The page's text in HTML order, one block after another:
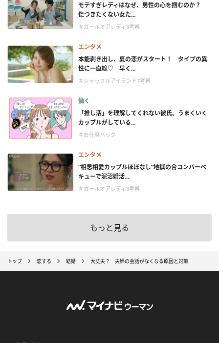
モテすぎレディはなぜ、男性の心を掴むのか？
傷つきたくない女た...
＃ガールオアレディ3考察
エンタメ
本能剥き出し、夏の恋がスタート！ タイプの異
性に一直線♡ 早く...
＃シャッフルアイランド7考察
働く
「推し活」を理解してくれない彼氏。うまくいく
カップルがしている...
＃お仕事ハック
エンタメ
“相思相愛カップルほぼなし”地獄の合コンバーベ
キューで泥沼婚活...
＃ガールオアレディ3考察
もっと見る
トップ 恋する 結婚 大丈夫？ 夫婦の会話がなくなる原因と対策